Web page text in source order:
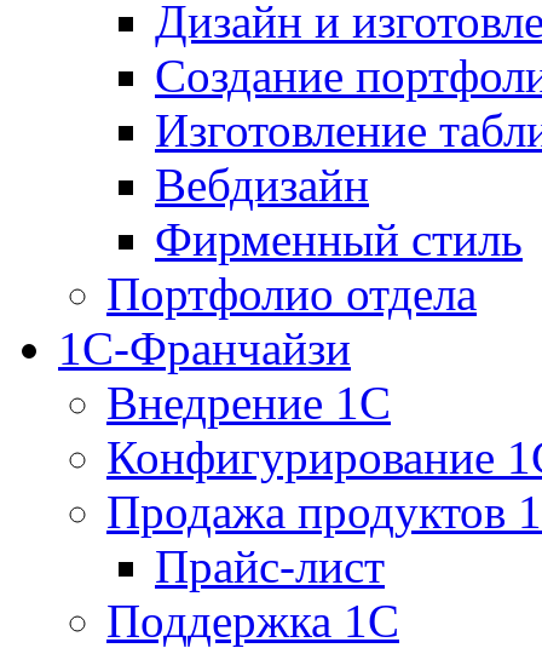
Дизайн и
Создание
Изготовление
Вебдизайн
Фирменный стиль
Портфолио отдела
1С-Франчайзи
Внедрение 1С
Конфигурирование
Продажа продуктов
Прайс-лист
Поддержка 1С